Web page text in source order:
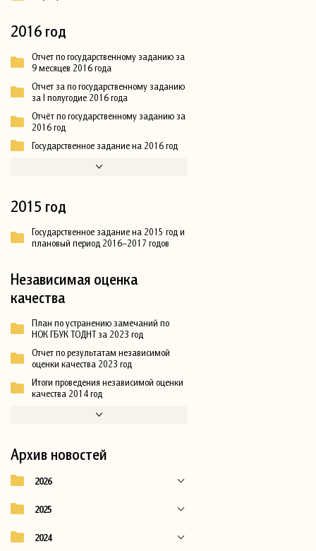
2016 год
Отчет по государственному заданию за
9 месяцев 2016 года
Отчет за по государственному заданию
за I полугодие 2016 года
Отчёт по государственному заданию за
2016 год
Государственное задание на 2016 год
2015 год
Государственное задание на 2015 год и
плановый период 2016–2017 годов
Независимая оценка
качества
План по устранению замечаний по
НОК ГБУК ТОДНТ за 2023 год
Отчет по результатам независимой
оценки качества 2023 год
Итоги проведения независимой оценки
качества 2014 год
Архив новостей
2026
2025
2024